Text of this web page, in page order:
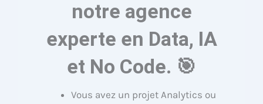
notre agence
experte en Data, IA
et No Code. 🎯
Vous avez un projet Analytics ou